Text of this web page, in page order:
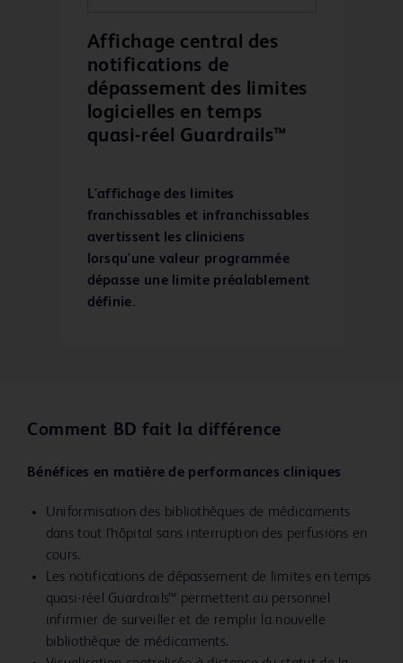
Affichage central des
notifications de
dépassement des limites
logicielles en temps
quasi-réel Guardrails™
L'affichage des limites
franchissables et infranchissables
avertissent les cliniciens
lorsqu'une valeur programmée
dépasse une limite préalablement
définie.
Comment BD fait la différence
Bénéfices en matière de performances cliniques
Uniformisation des bibliothèques de médicaments
dans tout l'hôpital sans interruption des perfusions en
cours.
Les notifications de dépassement de limites en temps
quasi-réel Guardrails™ permettent au personnel
infirmier de surveiller et de remplir la nouvelle
bibliothèque de médicaments.